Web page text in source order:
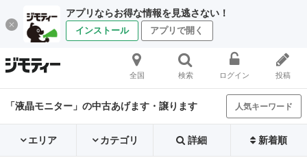
アプリならお得な情報を見逃さない！
インストール アプリで開く
全国 検索 ログイン 投稿
「液晶モニター」の中古あげます・譲ります 人気キーワード
エリア カテゴリ 詳細 新着順